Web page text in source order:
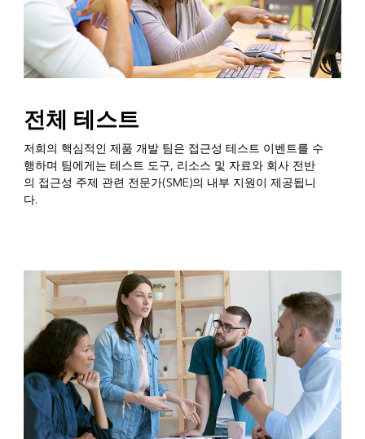
전체 테스트
저희의 핵심적인 제품 개발 팀은 접근성 테스트 이벤트를 수
행하며 팀에게는 테스트 도구, 리소스 및 자료와 회사 전반
의 접근성 주제 관련 전문가(SME)의 내부 지원이 제공됩니
다.